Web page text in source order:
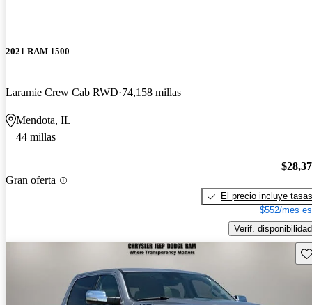
2021 RAM 1500
Laramie Crew Cab RWD 74,158 millas
Mendota, IL
44 millas
Gran oferta
El precio incluye tasas
$552/mes
Verif. disponibilidad